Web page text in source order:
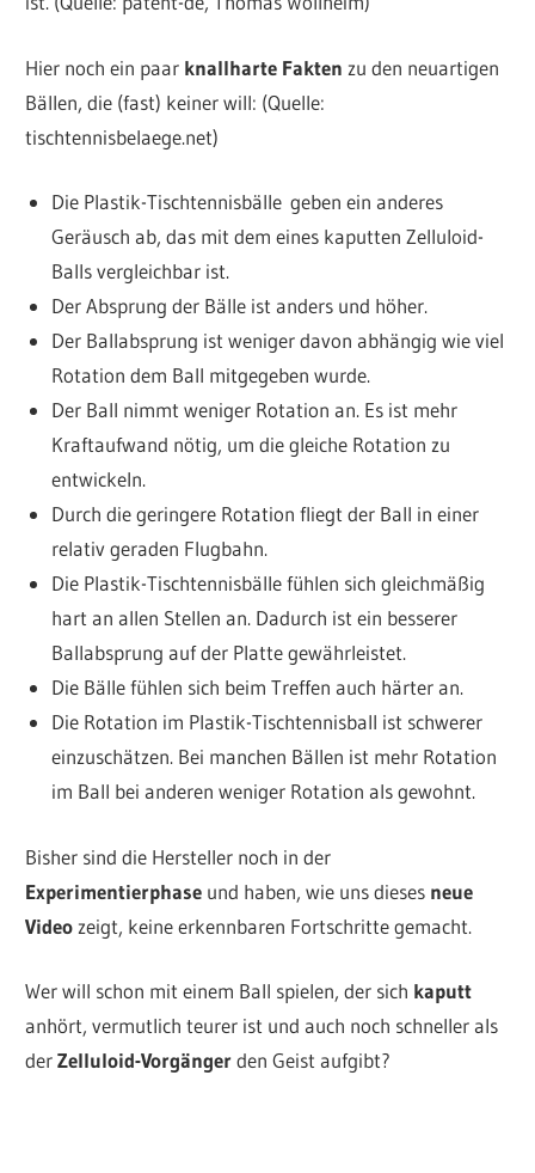
Hier noch ein paar knallharte Fakten zu den neuartigen
Bällen, die (fast) keiner will: (Quelle:
tischtennisbelaege.net)
Die Plastik-Tischtennisbälle geben ein anderes
Geräusch ab, das mit dem eines kaputten Zelluloid-
Balls vergleichbar ist.
Der Absprung der Bälle ist anders und höher.
Der Ballabsprung ist weniger davon abhängig wie viel
Rotation dem Ball mitgegeben wurde.
Der Ball nimmt weniger Rotation an. Es ist mehr
Kraftaufwand nötig, um die gleiche Rotation zu
entwickeln.
Durch die geringere Rotation fliegt der Ball in einer
relativ geraden Flugbahn.
Die Plastik-Tischtennisbälle fühlen sich gleichmäßig
hart an allen Stellen an. Dadurch ist ein besserer
Ballabsprung auf der Platte gewährleistet.
Die Bälle fühlen sich beim Treffen auch härter an.
Die Rotation im Plastik-Tischtennisball ist schwerer
einzuschätzen. Bei manchen Bällen ist mehr Rotation
im Ball bei anderen weniger Rotation als gewohnt.
Bisher sind die Hersteller noch in der
Experimentierphase und haben, wie uns dieses neue
Video zeigt, keine erkennbaren Fortschritte gemacht.
Wer will schon mit einem Ball spielen, der sich kaputt
anhört, vermutlich teurer ist und auch noch schneller als
derZelluloid-Vorgängerden Geist aufgibt?